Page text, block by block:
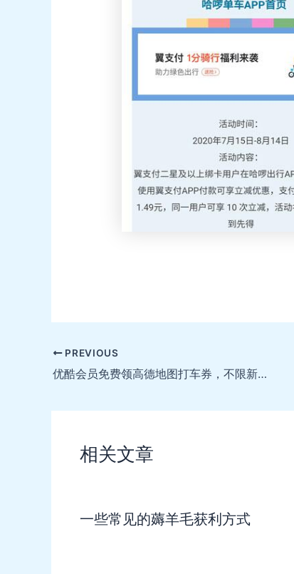
Post
navigation
PREVIOUS
优酷会员免费领高德地图打车券，不限新老用户
相关文章
一些常见的薅羊毛获利方式